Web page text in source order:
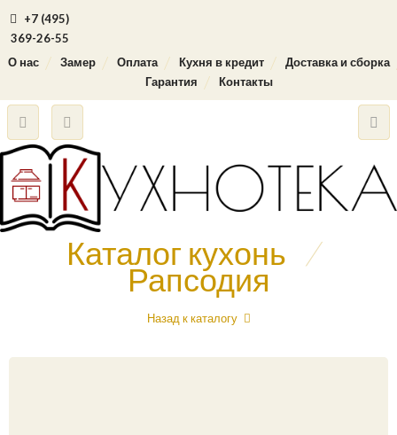
+7 (495)
369-26-55
О нас
Замер Оплата Кухня в кредит
Доставка и сборка
Гарантия
Контакты
Каталог кухонь /
Рапсодия
Назад к каталогу